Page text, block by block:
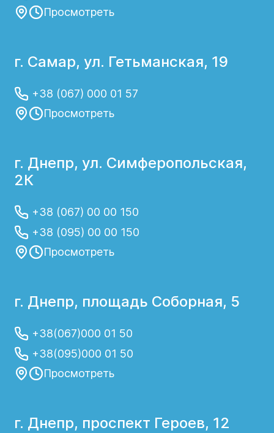
Просмотреть
г. Самар, ул. Гетьманская, 19
+38 (067) 000 01 57
Просмотреть
г. Днепр, ул. Симферопольская,
2К
+38 (067) 00 00 150
+38 (095) 00 00 150
Просмотреть
г. Днепр, площадь Соборная, 5
+38(067)000 01 50
+38(095)000 01 50
Просмотреть
г. Днепр, проспект Героев, 12